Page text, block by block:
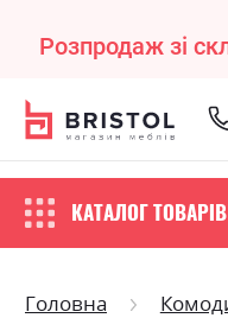
Розпродаж зі
КАТАЛОГ ТОВАРІВ
Головна